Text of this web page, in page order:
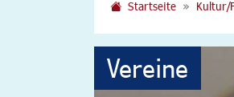
Startseite Kultur/
Vereine